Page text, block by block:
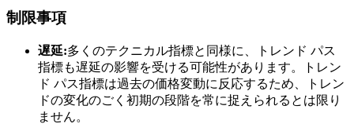
制限事項
遅延:多くのテクニカル指標と同様に、トレンド パス
指標も遅延の影響を受ける可能性があります。トレン
ド パス指標は過去の価格変動に反応するため、トレン
ドの変化のごく初期の段階を常に捉えられるとは限り
ません。